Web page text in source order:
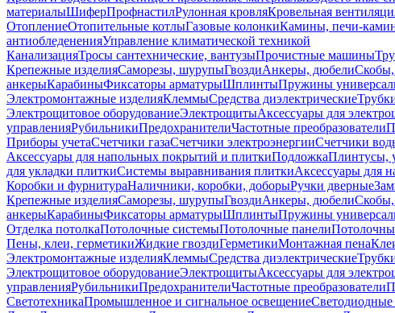
материалыШиферПрофнастилРулонная кровляКровельная
ОтоплениеОтопительные котлыГазовые колонкиКамины, печи-
антиобледененияУправление климатической техникой
КанализацияТросы сантехнические, вантузыПрочистные машины
Крепежные изделияСаморезы, шурупыГвоздиАнкеры, дюбели
анкерыКарабиныФиксаторы арматурыШплинтыПружины
Электромонтажные изделияКлеммыСредства диэлектрические
Электрощитовое оборудованиеЭлектрощитыАксессуары для
управленияРубильникиПредохранителиЧастотные преобразователи
Приборы учетаСчетчики газаСчетчики электроэнергииСчетчики
Аксессуары для напольных покрытий и плиткиПодложкаПлинтусы,
для укладки плиткиСистемы выравнивания плиткиАксессуары для
Коробки и фурнитураНаличники, коробки, доборыРучки дверные
Крепежные изделияСаморезы, шурупыГвоздиАнкеры, дюбели
анкерыКарабиныФиксаторы арматурыШплинтыПружины
Отделка потолкаПотолочные системыПотолочные панели
Пены, клеи, герметикиЖидкие гвоздиГерметикиМонтажная пена
Электромонтажные изделияКлеммыСредства диэлектрические
Электрощитовое оборудованиеЭлектрощитыАксессуары для
управленияРубильникиПредохранителиЧастотные преобразователи
СветотехникаПромышленное и сигнальное освещение